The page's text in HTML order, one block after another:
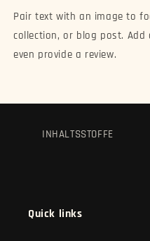
Pair text with an image to
collection, or blog post.
even provide a review.
INHALTSSTOFFE
Quick links